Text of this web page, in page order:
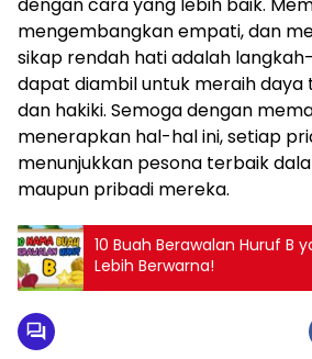
mengembangkan empati, dan
sikap rendah hati adalah
dapat diambil untuk meraih daya
dan hakiki. Semoga dengan
menerapkan hal-hal ini, setiap
menunjukkan pesona terbaik
maupun pribadi mereka.
10 Buah Berawalan Huruf B
Lebih Berwarna!